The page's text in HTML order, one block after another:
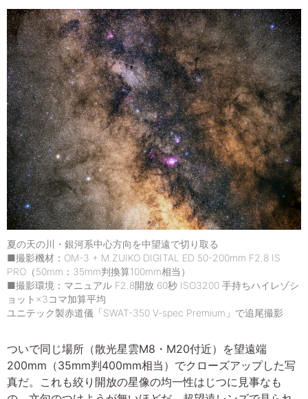
夏の天の川・銀河系中心方向を中望遠で切り取る
■撮影機材：OM-3 + M.ZUIKO DIGITAL ED 50-200mm F2.8 IS
PRO（50mm：35mm判換算100mm相当）
■撮影環境：マニュアル F2.8開放 60秒 ISO3200 手持ちハイレゾシ
ョット×3コマ加算平均
ユニテック製赤道儀「SWAT-350 V-spec Premium」で追尾撮影
ついで同じ場所（散光星雲M8・M20付近）を望遠端
200mm（35mm判400mm相当）でクローズアップした写
真だ。これも絞り開放の星像の均一性はじつに見事なも